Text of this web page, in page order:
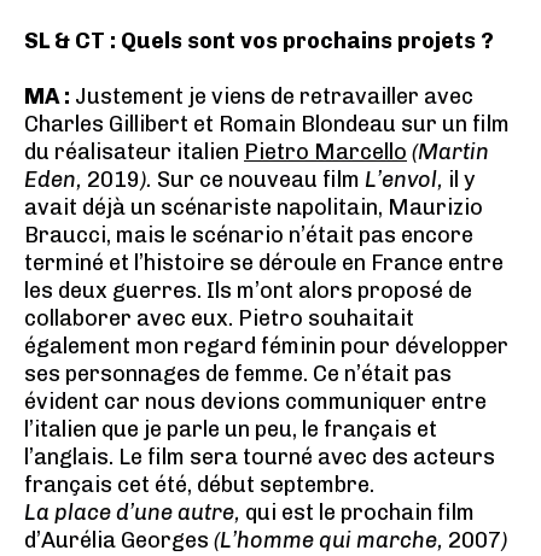
SL & CT : Quels sont vos prochains projets ?
MA : Justement je viens de retravailler avec
Charles Gillibert et Romain Blondeau sur un film
du réalisateur italien Pietro Marcello (Martin
Eden, 2019). Sur ce nouveau film L’envol, il y
avait déjà un scénariste napolitain, Maurizio
Braucci, mais le scénario n’était pas encore
terminé et l’histoire se déroule en France entre
les deux guerres. Ils m’ont alors proposé de
collaborer avec eux. Pietro souhaitait
également mon regard féminin pour développer
ses personnages de femme. Ce n’était pas
évident car nous devions communiquer entre
l’italien que je parle un peu, le français et
l’anglais. Le film sera tourné avec des acteurs
français cet été, début septembre.
La place d’une autre, qui est le prochain film
d’Aurélia Georges (L’homme qui marche, 2007)